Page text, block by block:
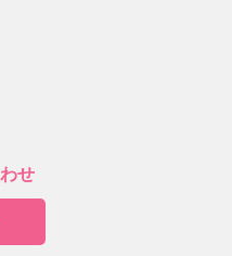
せ